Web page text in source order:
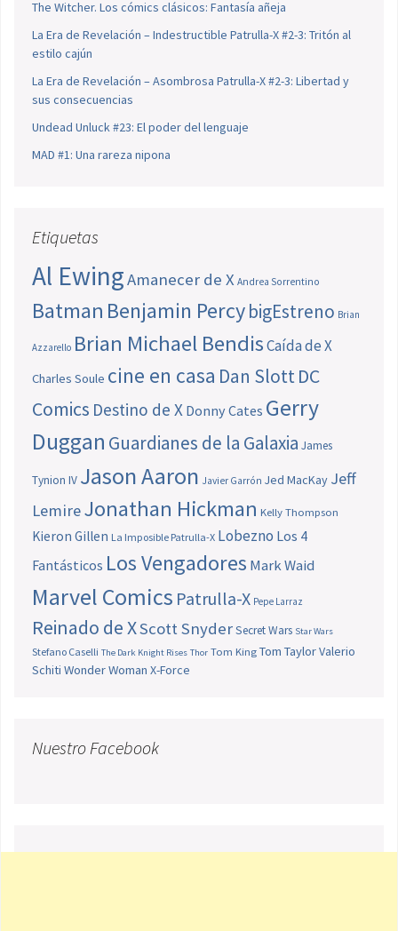
The Witcher. Los cómics clásicos: Fantasía añeja
La Era de Revelación – Indestructible Patrulla-X #2-3: Tritón al
estilo cajún
La Era de Revelación – Asombrosa Patrulla-X #2-3: Libertad y
sus consecuencias
Undead Unluck #23: El poder del lenguaje
MAD #1: Una rareza nipona
Etiquetas
Al EwingAmanecer de X Andrea Sorrentino
Batman Benjamin PercybigEstreno Brian
Azzarello Brian Michael BendisCaída de X
Charles Soule cine en casa Dan SlottDC
Comics Destino de X Donny Cates Gerry
Duggan Guardianes de la Galaxia James
Tynion IV Jason Aaron Javier Garrón Jed MacKay Jeff
LemireJonathan Hickman Kelly Thompson
Kieron Gillen La Imposible Patrulla-X Lobezno Los 4
Fantásticos Los Vengadores Mark Waid
Marvel Comics Patrulla-X Pepe Larraz
Reinado de XScott SnyderSecret Wars Star Wars
Stefano Caselli The Dark Knight Rises Thor Tom King Tom TaylorValerio
Schiti Wonder Woman X-Force
Nuestro Facebook